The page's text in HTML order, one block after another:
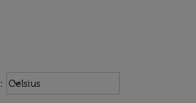
: Weather unit option Celsius
Celsius
keyboard_arrow_down